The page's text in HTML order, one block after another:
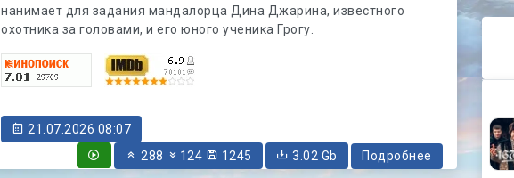
нанимает для задания мандалорца Дина Джарина, известного
охотника за головами, и его юного ученика Грогу.
21.07.2026 08:07
288
124 1245 3.02 Gb Подробнее